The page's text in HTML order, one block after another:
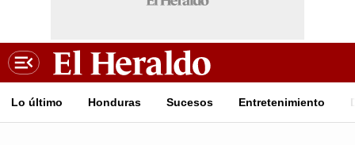
Lo último Honduras Sucesos Entretenimiento